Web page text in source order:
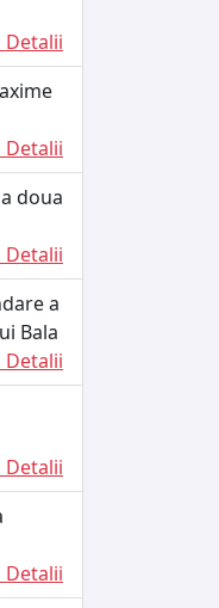
Detalii
Detalii
doua
Detalii
a
Bala
Detalii
Detalii
Detalii